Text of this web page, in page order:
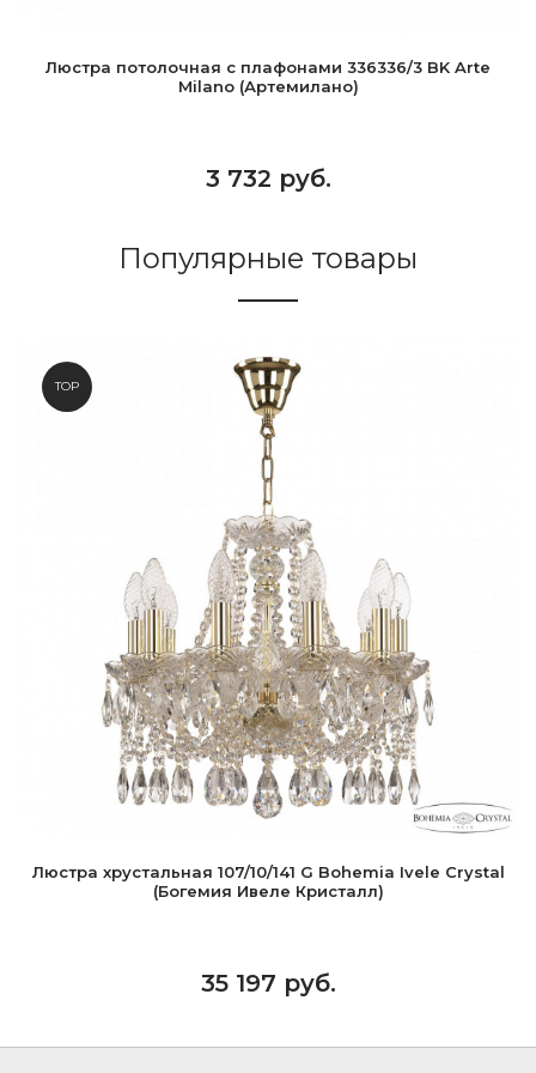
Люстра потолочная с плафонами 336336/3 BK Arte
Milano (Артемилано)
3 732 руб.
Популярные товары
TOP
Люстра хрустальная 107/10/141 G Bohemia Ivele Crystal
(Богемия Ивеле Кристалл)
35 197 руб.